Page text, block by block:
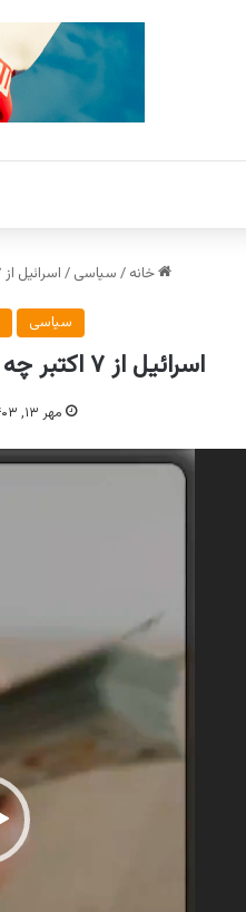
خانه / سیاسی / اسرائیل از ۷ اکتبر چه آسیب هایی دیده است؟
سیاسی
اسرائیل از ۷ اکتبر چه آسیب هایی دیده است؟
مهر ۱۳, ۱۴۰۳